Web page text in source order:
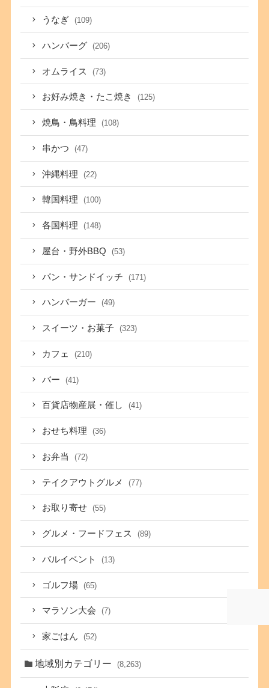
うなぎ (109)
ハンバーグ (206)
オムライス (73)
お好み焼き・たこ焼き (125)
焼鳥・鳥料理 (108)
串かつ (47)
沖縄料理 (22)
韓国料理 (100)
各国料理 (148)
屋台・野外BBQ (53)
パン・サンドイッチ (171)
ハンバーガー (49)
スイーツ・お菓子 (323)
カフェ (210)
バー (41)
百貨店物産展・催し (41)
おせち料理 (36)
お弁当 (72)
テイクアウトグルメ (77)
お取り寄せ (55)
グルメ・フードフェス (89)
バルイベント (13)
ゴルフ場 (65)
マラソン大会 (7)
家ごはん (52)
地域別カテゴリー (8,263)